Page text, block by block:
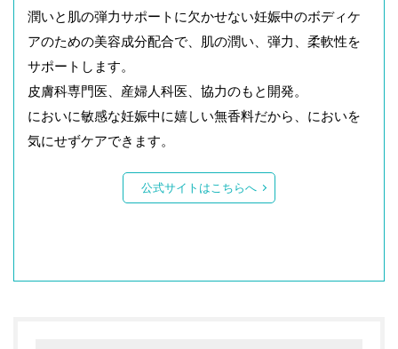
潤いと肌の弾力サポートに欠かせない妊娠中のボディケ
アのための美容成分配合で、肌の潤い、弾力、柔軟性を
サポートします。
皮膚科専門医、産婦人科医、協力のもと開発。
においに敏感な妊娠中に嬉しい無香料だから、においを
気にせずケアできます。
公式サイトはこちらへ